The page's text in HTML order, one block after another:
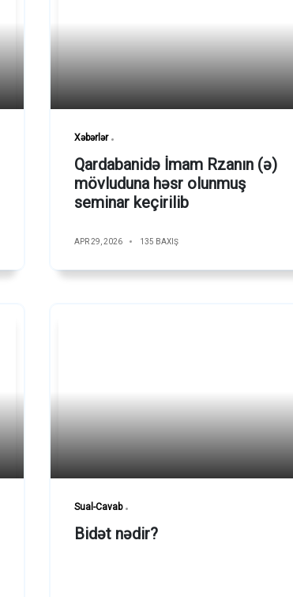
Xəbərlər
Qardabanidə İmam Rzanın (ə)
mövluduna həsr olunmuş
seminar keçirilib
APR 29, 2026 135 BAXIŞ
Sual-Cavab
Bidət nədir?